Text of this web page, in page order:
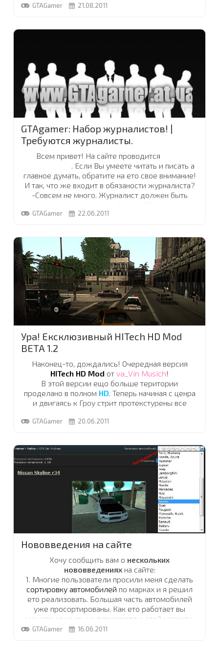
GTAGamer 21.08.2011
GTAgamer: Набор журналистов! |
Требуются журналисты.
Всем привет! На сайте проводится
. Если Вы умеете читать и писать а
главное думать, обратите на ето свое внимание!
И так, что же входит в обязаности журналиста?
-Совсем не много. Журналист должен быть
GTA
ети новости до пользователей сайта. После того,
нужно будет написать ее своими словами, ни в
коем случае не копировать тупо текст с другого
сайта! Будучи журналистом на нашем сайте, Вы
можете тратить не более 20 минут в день, но
получать хорошие привелегии. Оплаты
журналистам как таковойнет , но хорошие,
трудолюбивые журналисты, будут получать
денежные вознаграждения! Для того, что бы
стать журналистом, Вам нужно...
GTAGamer 22.06.2011
Ура! Ексклюзивный HITech HD Mod
BETA 1.2
Наконец-то, дождались! Очередная версия
HITech HD Mod от va_Vin Musich!
В этой версии ещо больше територии
проделано в полном HD. Теперь начиная с ценра
и двигаясь к Гроу стрит протекстурены все
криминальным улицам
город.Так же была создана красивая,
заворажевающая своими ярко сияющими
огнями ночь, которая станет доступна только в
BETA 1.3...
GTAGamer 20.06.2011
Нововведения на сайте
Хочу сообщить вам о нескольких
нововведенияхна сайте:
1. Многие пользователи просили меня сделать
сортировку автомобилей по марках и я решил
ето реализовать. Большая часть автомобилей
уже просортированы. Как ето работает вы
можете увидить на скриншоте к етой новости.
2. Мини Чат был перенесен в самый низ
GTAGamer 16.06.2011